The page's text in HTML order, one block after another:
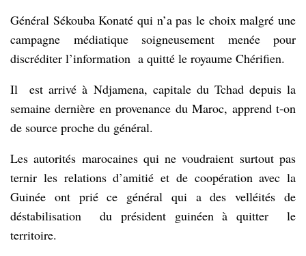
Général Sékouba Konaté qui n’a pas le choix malgré une
campagne médiatique soigneusement menée pour
discréditer l’information a quitté le royaume Chérifien.
Il est arrivé à Ndjamena, capitale du Tchad depuis la
semaine dernière en provenance du Maroc, apprend t-on
de source proche du général.
Les autorités marocaines qui ne voudraient surtout pas
ternir les relations d’amitié et de coopération avec la
Guinée ont prié ce général qui a des velléités de
déstabilisation du président guinéen à quitter le
territoire.